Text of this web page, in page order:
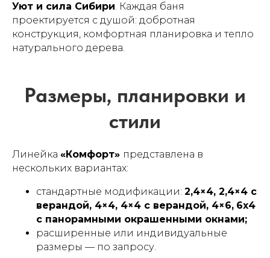
Уют и сила Сибири. Каждая баня
проектируется с душой: добротная
конструкция, комфортная планировка и тепло
натурального дерева.
Линейка «Комфорт» представлена в
нескольких вариантах:
стандартные модификации: 2,4×4, 2,4×4 с
верандой, 4×4, 4×4 с верандой, 4×6, 6х4
с панорамными окрашенными окнами;
расширенные или индивидуальные
размеры — по запросу.
Как заказать баню
Часто задаваемые
вопросы (FAQ)